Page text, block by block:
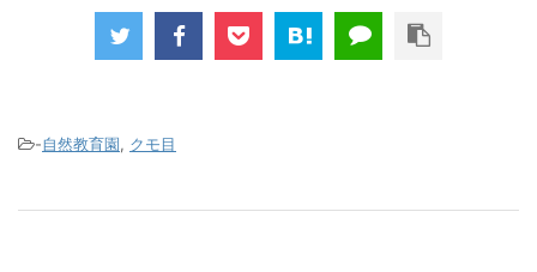
-自然教育園, クモ目